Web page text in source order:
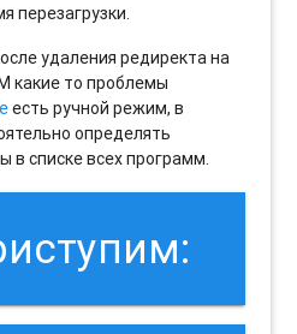
перезагрузки.
удаления редиректа на
какие то проблемы
есть ручной режим, в
определять
списке всех программ.